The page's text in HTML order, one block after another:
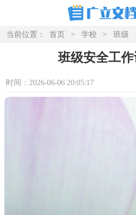
当前位置： 首页 > 学校 > 班级
班级安全工作
时间：2026-06-06 20:05:17